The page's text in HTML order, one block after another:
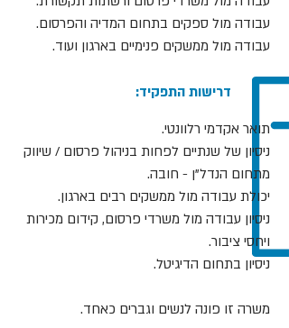
עבודה מול ספקים בתחום המדיה והפרסום.
עבודה מול ממשקים פנימיים בארגון ועוד.
:דרישות התפקיד
תואר אקדמי רלוונטי.
ניסיון של שנתיים לפחות בניהול פרסום / שיווק
מתחום הנדל"ן - חובה.
יכולת עבודה מול ממשקים רבים בארגון.
ניסיון עבודה מול משרדי פרסום, קידום מכירות
ויחסי ציבור.
ניסיון בתחום הדיגיטל.
משרה זו פונה לנשים וגברים כאחד.